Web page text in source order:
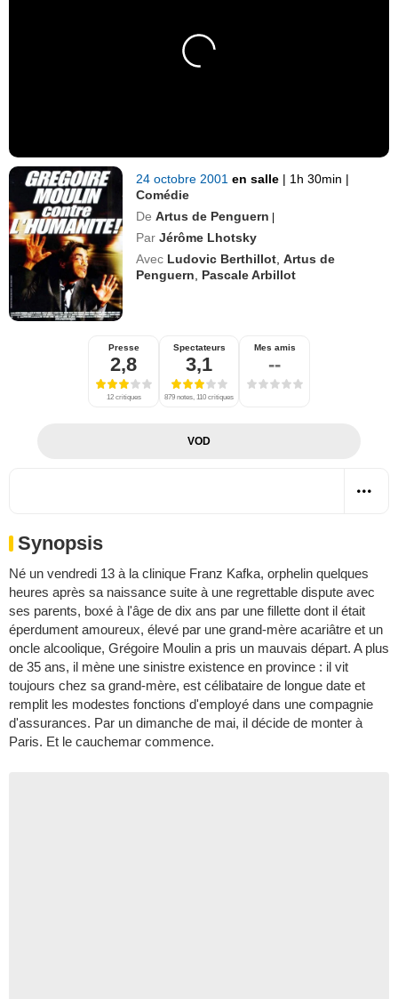
24 octobre 2001en salle | 1h 30min |
Comédie
De Artus de Penguern |
Par Jérôme Lhotsky
Avec Ludovic Berthillot ,Artus de
Penguern
Pascale Arbillot
Presse
2,8
12 critiques
Spectateurs
3,1
879 notes, 110 critiques
Mes amis
--
VOD
Synopsis
Né un vendredi 13 à la clinique Franz Kafka, orphelin quelques
heures après sa naissance suite à une regrettable dispute avec
ses parents, boxé à l'âge de dix ans par une fillette dont il était
éperdument amoureux, élevé par une grand-mère acariâtre et un
oncle alcoolique, Grégoire Moulin a pris un mauvais départ. A plus
de 35 ans, il mène une sinistre existence en province : il vit
toujours chez sa grand-mère, est célibataire de longue date et
remplit les modestes fonctions d'employé dans une compagnie
d'assurances. Par un dimanche de mai, il décide de monter à
Paris. Et le cauchemar commence.